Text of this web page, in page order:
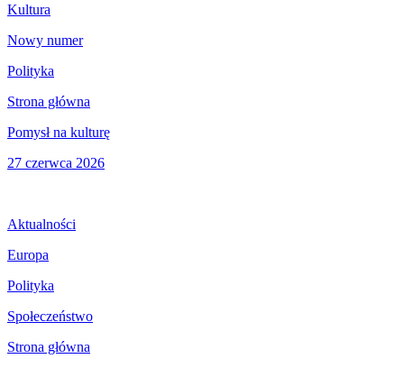
Kultura
Nowy numer
Polityka
Strona główna
Pomysł na kulturę
27 czerwca 2026
Aktualności
Europa
Polityka
Społeczeństwo
Strona główna